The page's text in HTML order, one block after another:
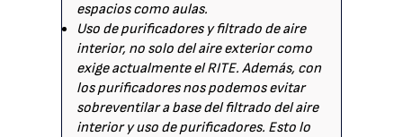
espacios como aulas.
Uso de purificadores y filtrado de aire
interior, no solo del aire exterior como
exige actualmente el RITE. Además, con
los purificadores nos podemos evitar
sobreventilar a base del filtrado del aire
interior y uso de purificadores. Esto lo